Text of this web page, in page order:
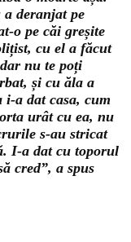
deranjat pe
o pe căi greșite
cu el a făcut
nu te poți
și cu ăla a
a dat casa, cum
urât cu ea, nu
s-au stricat
I-a dat cu toporul
cred”, a spus